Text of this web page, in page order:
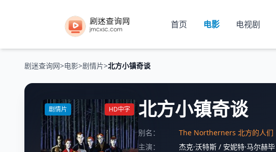
首页 电影 电视剧
剧迷查询网>电影>剧情片>北方小镇奇谈
剧情片 HD中字 北方小镇奇谈
别名：
The Northerners 北方的人们
主演：
杰克·沃特斯 / 安妮特·马尔赫毕